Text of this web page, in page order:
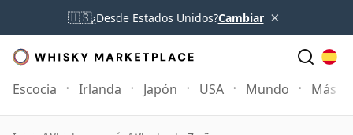
🇺🇸¿Desde Estados Unidos?Cambiar ×
Escocia Irlanda Japón USA Mundo Más